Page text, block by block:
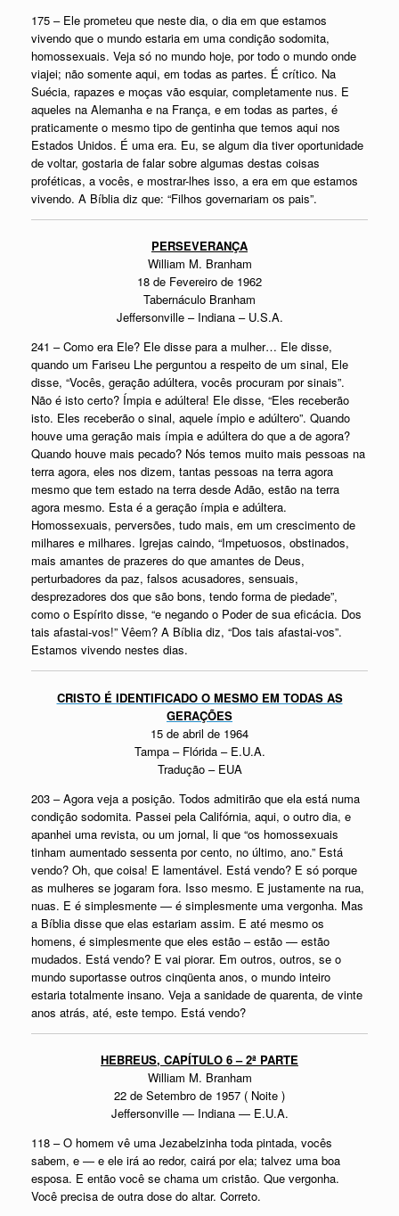
175 – Ele prometeu que neste dia, o dia em que estamos
vivendo que o mundo estaria em uma condição sodomita,
homossexuais. Veja só no mundo hoje, por todo o mundo onde
viajei; não somente aqui, em todas as partes. É crítico. Na
Suécia, rapazes e moças vão esquiar, completamente nus. E
aqueles na Alemanha e na França, e em todas as partes, é
praticamente o mesmo tipo de gentinha que temos aqui nos
Estados Unidos. É uma era. Eu, se algum dia tiver oportunidade
de voltar, gostaria de falar sobre algumas destas coisas
proféticas, a vocês, e mostrar-lhes isso, a era em que estamos
vivendo. A Bíblia diz que: “Filhos governariam os pais”.
PERSEVERANÇA
William M. Branham
18 de Fevereiro de 1962
Tabernáculo Branham
Jeffersonville – Indiana – U.S.A.
241 – Como era Ele? Ele disse para a mulher… Ele disse,
quando um Fariseu Lhe perguntou a respeito de um sinal, Ele
disse, “Vocês, geração adúltera, vocês procuram por sinais”.
Não é isto certo? Ímpia e adúltera! Ele disse, “Eles receberão
isto. Eles receberão o sinal, aquele ímpio e adúltero”. Quando
houve uma geração mais ímpia e adúltera do que a de agora?
Quando houve mais pecado? Nós temos muito mais pessoas na
terra agora, eles nos dizem, tantas pessoas na terra agora
mesmo que tem estado na terra desde Adão, estão na terra
agora mesmo. Esta é a geração ímpia e adúltera.
Homossexuais, perversões, tudo mais, em um crescimento de
milhares e milhares. Igrejas caindo, “Impetuosos, obstinados,
mais amantes de prazeres do que amantes de Deus,
perturbadores da paz, falsos acusadores, sensuais,
desprezadores dos que são bons, tendo forma de piedade”,
como o Espírito disse, “e negando o Poder de sua eficácia. Dos
tais afastai-vos!” Vêem? A Bíblia diz, “Dos tais afastai-vos”.
Estamos vivendo nestes dias.
CRISTO É IDENTIFICADO O MESMO EM TODAS AS
GERAÇÕES
15 de abril de 1964
Tampa – Flórida – E.U.A.
Tradução – EUA
203 – Agora veja a posição. Todos admitirão que ela está numa
condição sodomita. Passei pela Califórnia, aqui, o outro dia, e
apanhei uma revista, ou um jornal, li que “os homossexuais
tinham aumentado sessenta por cento, no último, ano.” Está
vendo? Oh, que coisa! E lamentável. Está vendo? E só porque
as mulheres se jogaram fora. Isso mesmo. E justamente na rua,
nuas. E é simplesmente — é simplesmente uma vergonha. Mas
a Bíblia disse que elas estariam assim. E até mesmo os
homens, é simplesmente que eles estão – estão — estão
mudados. Está vendo? E vai piorar. Em outros, outros, se o
mundo suportasse outros cinqüenta anos, o mundo inteiro
estaria totalmente insano. Veja a sanidade de quarenta, de vinte
anos atrás, até, este tempo. Está vendo?
HEBREUS, CAPÍTULO 6 – 2ª PARTE
William M. Branham
22 de Setembro de 1957 ( Noite )
Jeffersonville ― Indiana — E.U.A.
118 – O homem vê uma Jezabelzinha toda pintada, vocês
sabem, e — e ele irá ao redor, cairá por ela; talvez uma boa
esposa. E então você se chama um cristão. Que vergonha.
Você precisa de outra dose do altar. Correto.